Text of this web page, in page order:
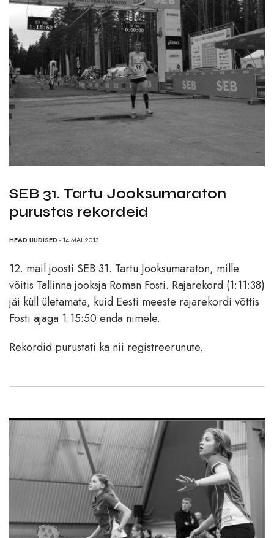
SEB 31. Tartu Jooksumaraton
purustas rekordeid
HEAD UUDISED - 14.MAI 2013
12. mail joosti SEB 31. Tartu Jooksumaraton, mille
võitis Tallinna jooksja Roman Fosti. Rajarekord (1:11:38)
jäi küll ületamata, kuid Eesti meeste rajarekordi võttis
Fosti ajaga 1:15:50 enda nimele.
Rekordid purustati ka nii registreerunute.